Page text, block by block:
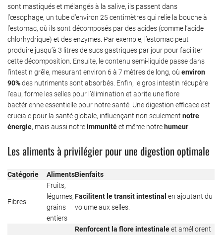
sont mastiqués et mélangés à la salive, ils passent dans
l’œsophage, un tube d’environ 25 centimètres qui relie la bouche à
l’estomac, où ils sont décomposés par des acides (comme l’acide
chlorhydrique) et des enzymes. Par exemple, l’estomac peut
produire jusqu’à 3 litres de sucs gastriques par jour pour faciliter
cette décomposition. Ensuite, le contenu semi-liquide passe dans
l’intestin grêle, mesurant environ 6 à 7 mètres de long, où environ
90%des nutriments sont absorbés. Enfin, le gros intestin récupère
l’eau, forme les selles pour l’élimination et abrite une flore
bactérienne essentielle pour notre santé. Une digestion efficace est
cruciale pour la santé globale, influençant non seulement notre
énergie, mais aussi notreimmunitéet même notre humeur
Les aliments à privilégier pour une digestion optimale
Catégorie AlimentsBienfaits
Fibres
Fruits,
légumes,
grains
entiers
Facilitent le transit intestinal en ajoutant du
volume aux selles.
Renforcent la flore intestinaleet améliorent